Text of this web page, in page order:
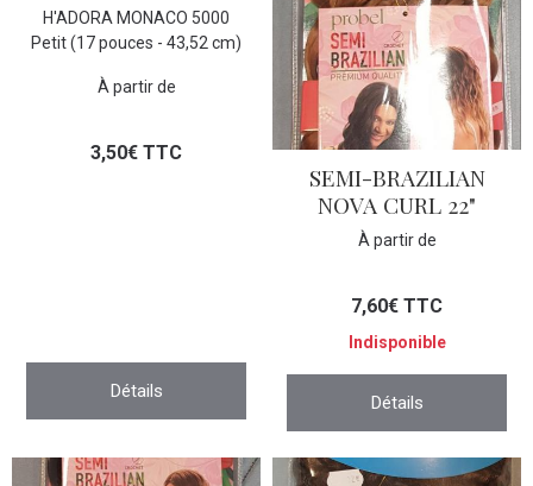
H'ADORA MONACO 5000
Petit (17 pouces - 43,52 cm)
À partir de
3,50€ TTC
Détails
SEMI-BRAZILIAN
NOVA CURL 22"
À partir de
7,60€ TTC
Indisponible
Détails